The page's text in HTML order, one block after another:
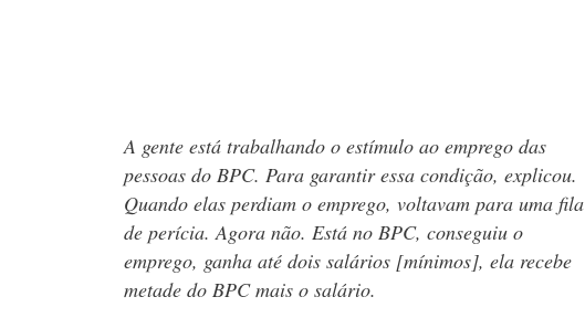
A gente está trabalhando o estímulo ao emprego das
pessoas do BPC. Para garantir essa condição, explicou.
Quando elas perdiam o emprego, voltavam para uma fila
de perícia. Agora não. Está no BPC, conseguiu o
emprego, ganha até dois salários [mínimos], ela recebe
metade do BPC mais o salário.